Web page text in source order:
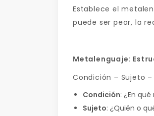
Establece el
puede ser peor, la
Metalenguaje:
Condición – Sujeto
Condición: ¿En
Sujeto: ¿Quién o